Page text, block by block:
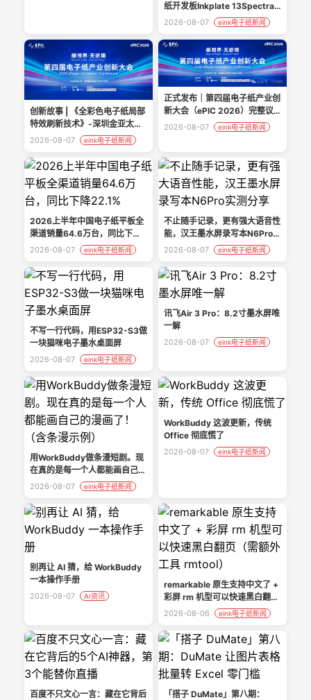
纸开发板Inkplate 13Spectra
上线众筹
2026-08-07 eink电子纸新闻
创新故事 | 《全彩色电子纸局部
特效刷新技术》-深圳金亚太科
技有限公司
2026-08-07 eink电子纸新闻
正式发布｜第四届电子纸产业创
新大会（ePIC 2026）完整议
程
2026-08-07 eink电子纸新闻
2026上半年中国电子纸平板全
渠道销量64.6万台，同比下降
22.1%
2026-08-07 eink电子纸新闻
不止随手记录，更有强大语音性
能，汉王墨水屏录写本N6Pro实
测分享
2026-08-07 eink电子纸新闻
不写一行代码，用ESP32-S3做
一块猫咪电子墨水桌面屏
2026-08-07 eink电子纸新闻
讯飞Air 3 Pro：8.2寸墨水屏唯
一解
2026-08-07 eink电子纸新闻
用WorkBuddy做条漫短剧。现
在真的是每一个人都能画自己的
漫画了！（含条漫示例）
2026-08-07 eink电子纸新闻
WorkBuddy 这波更新，传统
Office 彻底慌了
2026-08-07 eink电子纸新闻
别再让 AI 猜，给 WorkBuddy
一本操作手册
2026-08-07 AI资讯
remarkable 原生支持中文了 +
彩屏 rm 机型可以快速黑白翻页
（需额外工具 rmtool）
2026-08-06 eink电子纸新闻
百度不只文心一言：藏在它背后
「搭子 DuMate」第八期：